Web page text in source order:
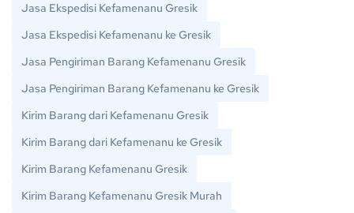
Jasa Ekspedisi Kefamenanu Gresik
Jasa Ekspedisi Kefamenanu ke Gresik
Jasa Pengiriman Barang Kefamenanu Gresik
Jasa Pengiriman Barang Kefamenanu ke Gresik
Kirim Barang dari Kefamenanu Gresik
Kirim Barang dari Kefamenanu ke Gresik
Kirim Barang Kefamenanu Gresik
Kirim Barang Kefamenanu Gresik Murah